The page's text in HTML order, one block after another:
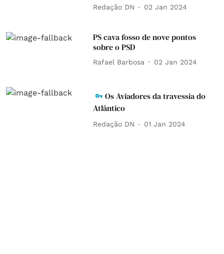
Redação DN 02 Jan 2024
PS cava fosso de nove pontos
sobre o PSD
Rafael Barbosa 02 Jan 2024
Os Aviadores da travessia do
Atlântico
Redação DN 01 Jan 2024